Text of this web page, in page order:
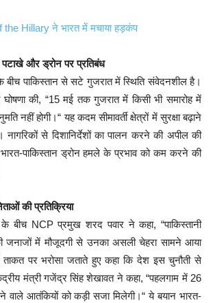
the Hillary ने भारत में मचाया हड़कंप
पटाखे और ड्रोन पर प्रतिबंध
पाकिस्तान से सटे गुजरात में स्थिति संवेदनशील है।
घोषणा की, “15 मई तक गुजरात में किसी भी समारोह में
नहीं होगी।“ यह कदम सीमावर्ती क्षेत्रों में सुरक्षा बढ़ाने
नागरिकों से दिशानिर्देशों का पालन करने की अपील की
पाकिस्तान ड्रोन हमले के प्रभाव को कम करने की
की प्रतिक्रिया
बीच NCP प्रमुख शरद पवार ने कहा, “पाकिस्तानी
जनाजों में मौजूदगी से उनका असली चेहरा सामने आया
ताकत पर भरोसा जताते हुए कहा कि देश इस चुनौती से
मंत्री गजेंद्र सिंह शेखावत ने कहा, “पहलगाम में 26
वाले आतंकियों को कड़ी सजा मिलेगी।“ ये बयान भारत-